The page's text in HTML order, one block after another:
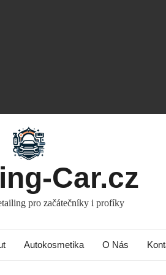
Car.cz
pro začátečníky i profíky
Autokosmetika O Nás